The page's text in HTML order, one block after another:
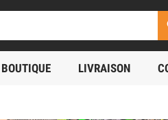
LIVRAISON